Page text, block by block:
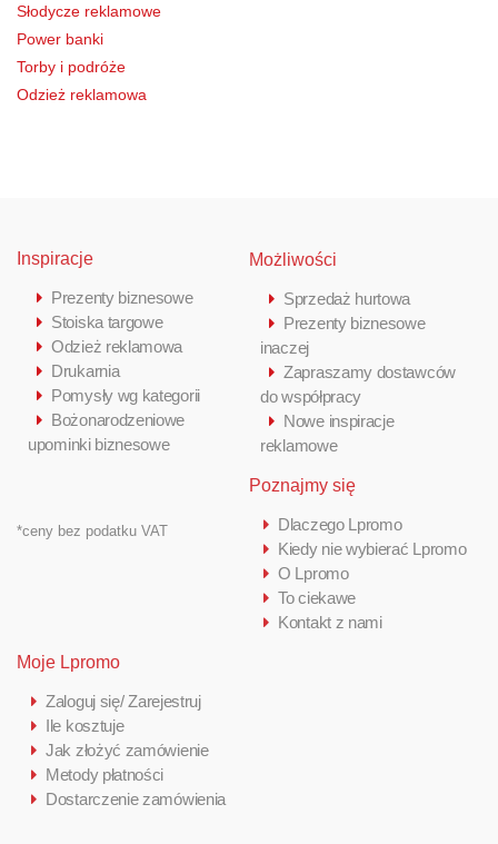
Słodycze reklamowe
Power banki
Torby i podróże
Odzież reklamowa
Inspiracje
Prezenty biznesowe
Stoiska targowe
Odzież reklamowa
Drukarnia
Pomysły wg kategorii
Bożonarodzeniowe
upominki biznesowe
*ceny bez podatku VAT
Możliwości
Sprzedaż hurtowa
Prezenty biznesowe
inaczej
Zapraszamy dostawców
do współpracy
Nowe inspiracje
reklamowe
Poznajmy się
Dlaczego Lpromo
Kiedy nie wybierać Lpromo
O Lpromo
To ciekawe
Kontakt z nami
Moje Lpromo
Zaloguj się/ Zarejestruj
Ile kosztuje
Jak złożyć zamówienie
Metody płatności
Dostarczenie zamówienia